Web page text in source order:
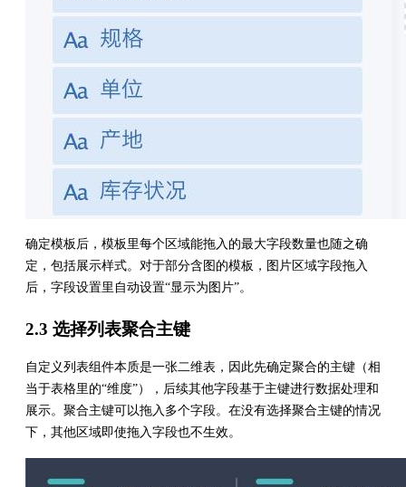
确定模板后，模板里每个区域能拖入的最大字段数量也随之确
定，包括展示样式。对于部分含图的模板，图片区域字段拖入
后，字段设置里自动设置“显示为图片”。
2.3 选择列表聚合主键
自定义列表组件本质是一张二维表，因此先确定聚合的主键（相
当于表格里的“维度”），后续其他字段基于主键进行数据处理和
展示。聚合主键可以拖入多个字段。在没有选择聚合主键的情况
下，其他区域即使拖入字段也不生效。